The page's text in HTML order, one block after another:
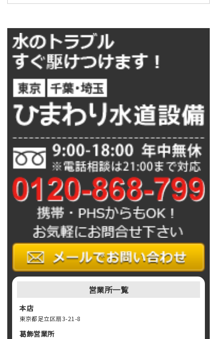
営業所一覧
本店
東京都足立区扇3-21-8
葛飾営業所